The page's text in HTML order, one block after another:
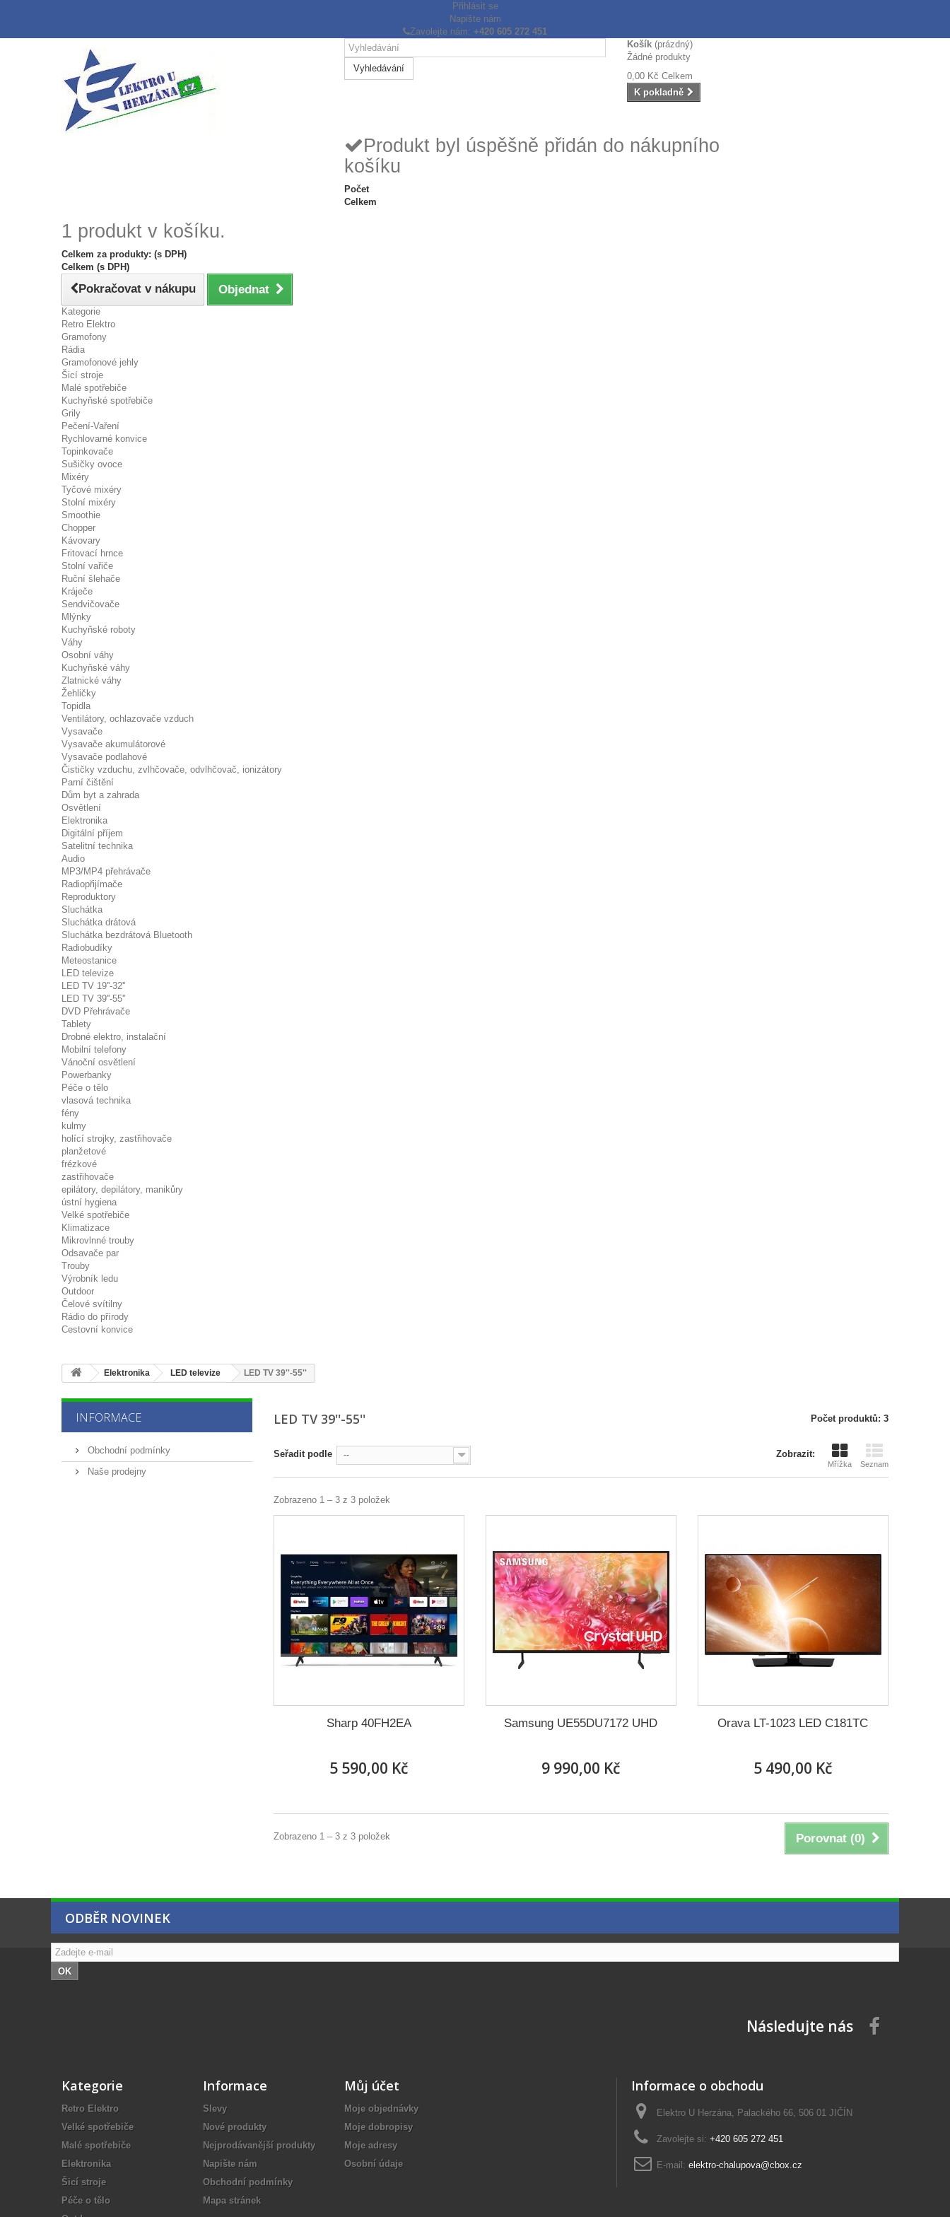
Přihlásit se
Napište nám
Zavolejte nám: +420 605 272 451
Vyhledávání
Košík (prázdný)
Žádné produkty
0,00 Kč Celkem
K pokladně
Produkt byl úspěšně přidán do nákupního
košíku
Počet
Celkem
1 produkt v košíku.
Celkem za produkty: (s DPH)
Celkem (s DPH)
Pokračovat v nákupu Objednat
Kategorie
Retro Elektro
Gramofony
Rádia
Gramofonové jehly
Šicí stroje
Malé spotřebiče
Kuchyňské spotřebiče
Grily
Pečení-Vaření
Rychlovarné konvice
Topinkovače
Sušičky ovoce
Mixéry
Tyčové mixéry
Stolní mixéry
Smoothie
Chopper
Kávovary
Fritovací hrnce
Stolní vařiče
Ruční šlehače
Kráječe
Sendvičovače
Mlýnky
Kuchyňské roboty
Váhy
Osobní váhy
Kuchyňské váhy
Zlatnické váhy
Žehličky
Topidla
Ventilátory, ochlazovače vzduch
Vysavače
Vysavače akumulátorové
Vysavače podlahové
Čističky vzduchu, zvlhčovače, odvlhčovač, ionizátory
Parní čištění
Dům byt a zahrada
Osvětlení
Elektronika
Digitální příjem
Satelitní technika
Audio
MP3/MP4 přehrávače
Radiopřijímače
Reproduktory
Sluchátka
Sluchátka drátová
Sluchátka bezdrátová Bluetooth
Radiobudíky
Meteostanice
LED televize
LED TV 19''-32''
LED TV 39''-55''
DVD Přehrávače
Tablety
Drobné elektro, instalační
Mobilní telefony
Vánoční osvětlení
Powerbanky
Péče o tělo
vlasová technika
fény
kulmy
holící strojky, zastřihovače
planžetové
frézkové
zastřihovače
epilátory, depilátory, manikůry
ústní hygiena
Velké spotřebiče
Klimatizace
Mikrovlnné trouby
Odsavače par
Trouby
Výrobník ledu
Outdoor
Čelové svítilny
Rádio do přírody
Cestovní konvice
Elektronika LED televize LED TV 39''-55''
INFORMACE
Obchodní podmínky
Naše prodejny
LED TV 39''-55'' Počet produktů: 3
Zobrazit:
Mřížka Seznam
Seřadit podle --
Zobrazeno 1 – 3 z 3 položek
Sharp 40FH2EA
5 590,00 Kč
Samsung UE55DU7172 UHD
9 990,00 Kč
Orava LT-1023 LED C181TC
5 490,00 Kč
Porovnat (0)
Zobrazeno 1 – 3 z 3 položek
ODBĚR NOVINEK
OK
Následujte nás
Kategorie
Retro Elektro
Velké spotřebiče
Malé spotřebiče
Elektronika
Šicí stroje
Péče o tělo
Informace
Slevy
Nové produkty
Nejprodávanější produkty
Napište nám
Obchodní podmínky
Mapa stránek
Můj účet
Moje objednávky
Moje dobropisy
Moje adresy
Osobní údaje
Informace o obchodu
Elektro U Herzána, Palackého 66, 506 01 JIČÍN
Zavolejte si: +420 605 272 451
E-mail: elektro-chalupova@cbox.cz